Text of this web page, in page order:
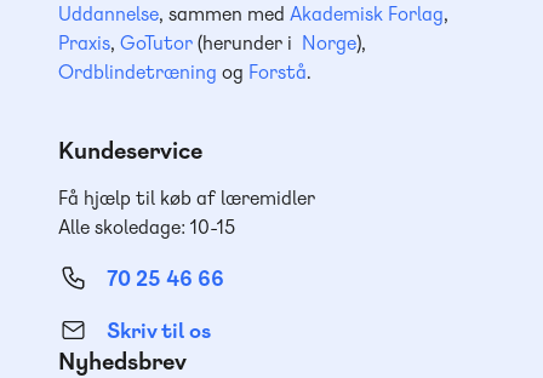
Uddannelse, sammen med Akademisk Forlag,
Praxis, GoTutor(herunder i Norge),
Ordblindetræning og Forstå.
Kundeservice
Få hjælp til køb af læremidler
Alle skoledage: 10-15
70 25 46 66
Skriv til os
Nyhedsbrev